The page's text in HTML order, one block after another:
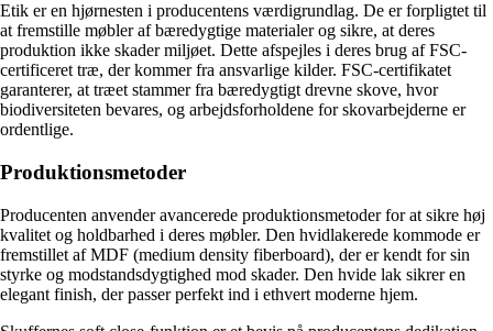
Etik er en hjørnesten i producentens værdigrundlag. De er forpligtet til
at fremstille møbler af bæredygtige materialer og sikre, at deres
produktion ikke skader miljøet. Dette afspejles i deres brug af FSC-
certificeret træ, der kommer fra ansvarlige kilder. FSC-certifikatet
garanterer, at træet stammer fra bæredygtigt drevne skove, hvor
biodiversiteten bevares, og arbejdsforholdene for skovarbejderne er
ordentlige.
Produktionsmetoder
Producenten anvender avancerede produktionsmetoder for at sikre høj
kvalitet og holdbarhed i deres møbler. Den hvidlakerede kommode er
fremstillet af MDF (medium density fiberboard), der er kendt for sin
styrke og modstandsdygtighed mod skader. Den hvide lak sikrer en
elegant finish, der passer perfekt ind i ethvert moderne hjem.